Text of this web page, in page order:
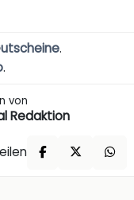
.
.
von
Redaktion